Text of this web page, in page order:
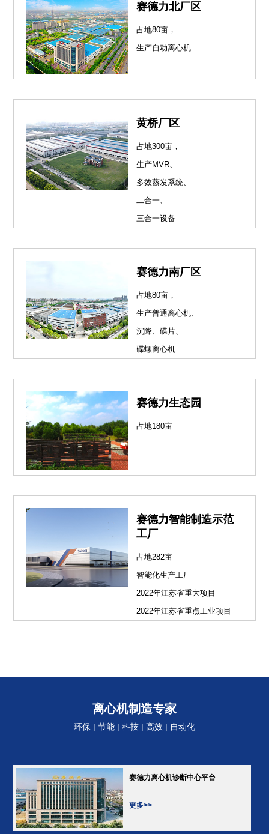
赛德力北厂区
占地80亩，
生产自动离心机
黄桥厂区
占地300亩，
生产MVR、
多效蒸发系统、
二合一、
三合一设备
赛德力南厂区
占地80亩，
生产普通离心机、
沉降、碟片、
碟螺离心机
赛德力生态园
占地180亩
赛德力智能制造示范
工厂
占地282亩
智能化生产工厂
2022年江苏省重大项目
2022年江苏省重点工业项目
离心机制造专家
环保 | 节能 | 科技 | 高效 | 自动化
赛德力离心机诊断中心平台
更多>>